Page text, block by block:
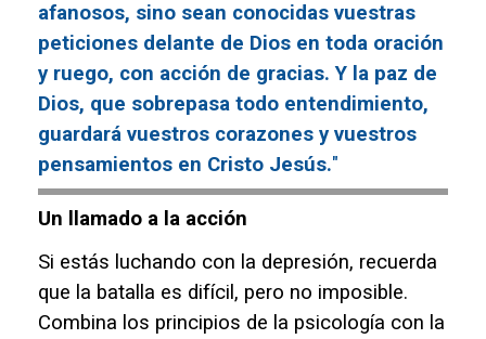
afanosos, sino sean conocidas vuestras
peticiones delante de Dios en toda oración
y ruego, con acción de gracias. Y la paz de
Dios, que sobrepasa todo entendimiento,
guardará vuestros corazones y vuestros
pensamientos en Cristo Jesús."
Un llamado a la acción
Si estás luchando con la depresión, recuerda
que la batalla es difícil, pero no imposible.
Combina los principios de la psicología con la